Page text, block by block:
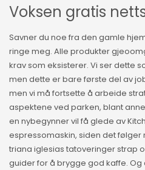
Voksen gratis
Savner du noe fra den gamle
ringe meg. Alle produkter
krav som eksisterer. Vi ser dette
men dette er bare første del av
men vi må fortsette å arbeide
aspektene ved parken, blant
en nybegynner vil få glede av
espressomaskin, siden det
triana iglesias tatoveringer strap
guider for å brygge god kaffe. Og